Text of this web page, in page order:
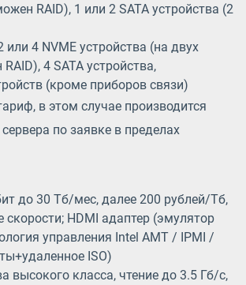
RAID), 1 или 2 SATA устройства (2
4 NVME устройства (на двух
4 SATA устройства,
(кроме приборов связи)
в этом случае производится
по заявке в пределах
до 30 Тб/мес, далее 200 рублей/Тб,
скорости; HDMI адаптер (эмулятор
управления Intel AMT / IPMI /
ISO)
высокого класса, чтение до 3.5 Гб/с,